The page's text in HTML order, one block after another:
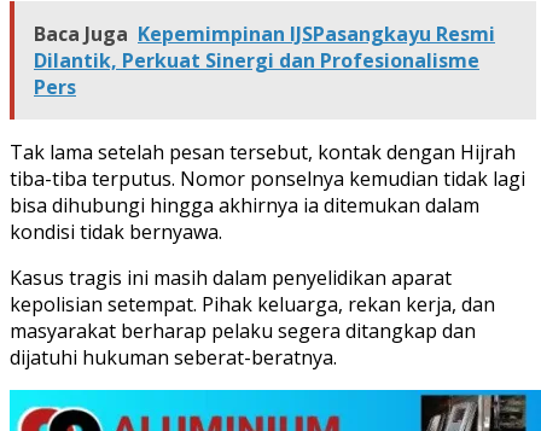
Baca Juga Kepemimpinan IJSPasangkayu Resmi
Dilantik, Perkuat Sinergi dan Profesionalisme
Pers
Tak lama setelah pesan tersebut, kontak dengan Hijrah
tiba-tiba terputus. Nomor ponselnya kemudian tidak lagi
bisa dihubungi hingga akhirnya ia ditemukan dalam
kondisi tidak bernyawa.
Kasus tragis ini masih dalam penyelidikan aparat
kepolisian setempat. Pihak keluarga, rekan kerja, dan
masyarakat berharap pelaku segera ditangkap dan
dijatuhi hukuman seberat-beratnya.